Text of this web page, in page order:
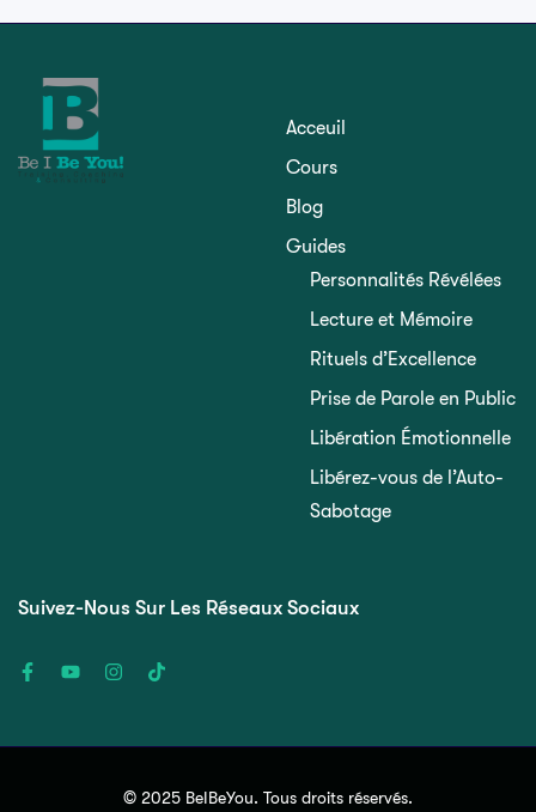
Acceuil
Cours
Blog
Guides
Personnalités Révélées
Lecture et Mémoire
Rituels d’Excellence
Prise de Parole en Public
Libération Émotionnelle
Libérez-vous de l’Auto-
Sabotage
Suivez-Nous Sur Les Réseaux Sociaux
© 2025 BeIBeYou. Tous droits réservés.